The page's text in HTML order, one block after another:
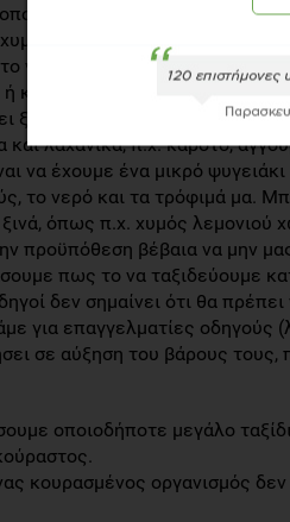
μπιφτέκι και λαχανικά,
μήλου αντί για μηλόπιτα ή
να τρώμε πολύ αργά το
κανέλας ή να τρώμε
ξύπνιους κατά τη διάρκεια
λαχανικά, π.χ. καρότο,
να έχουμε ένα μικρό
το νερό και τα τρόφιμά μα.
όπως π.χ. χυμός λεμονιού
προϋπόθεση βέβαια να μην
πως το να ταξιδεύουμε
δεν σημαίνει ότι θα
για επαγγελματίες
σε αύξηση του βάρους τους,
οποιοδήποτε μεγάλο
κουρασμένος οργανισμός